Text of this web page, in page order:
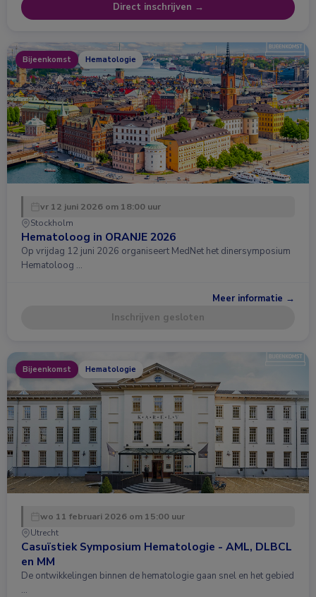
Direct inschrijven →
Bijeenkomst Hematologie
vr 12 juni 2026 om 18:00 uur
Stockholm
Hematoloog in ORANJE 2026
Op vrijdag 12 juni 2026 organiseert MedNet het dinersymposium
Hematoloog …
Meer informatie →
Inschrijven gesloten
Bijeenkomst Hematologie
wo 11 februari 2026 om 15:00 uur
Utrecht
Casuïstiek Symposium Hematologie - AML, DLBCL
en MM
De ontwikkelingen binnen de hematologie gaan snel en het gebied
…